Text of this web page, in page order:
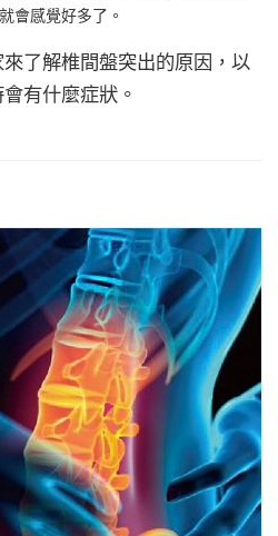
會感覺好多了。
了解椎間盤突出的原因，以
有什麼症狀。